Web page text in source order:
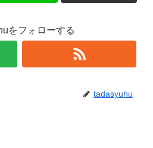
をフォローする
tadasyuhu